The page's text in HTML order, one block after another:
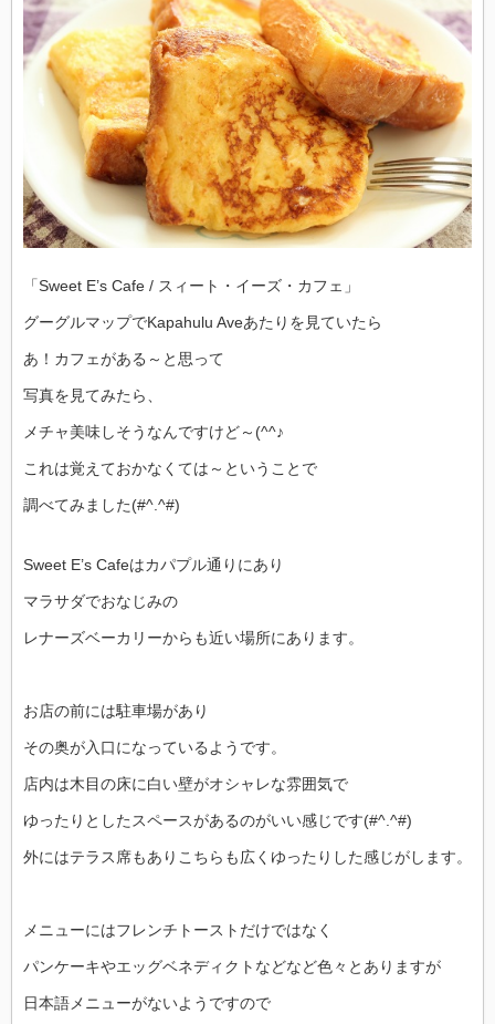
「Sweet E’s Cafe / スィート・イーズ・カフェ」
グーグルマップでKapahulu Aveあたりを見ていたら
あ！カフェがある～と思って
写真を見てみたら、
メチャ美味しそうなんですけど～(^^♪
これは覚えておかなくては～ということで
調べてみました(#^.^#)
Sweet E’s Cafeはカパプル通りにあり
マラサダでおなじみの
レナーズベーカリーからも近い場所にあります。
お店の前には駐車場があり
その奥が入口になっているようです。
店内は木目の床に白い壁がオシャレな雰囲気で
ゆったりとしたスペースがあるのがいい感じです(#^.^#)
外にはテラス席もありこちらも広くゆったりした感じがします。
メニューにはフレンチトーストだけではなく
パンケーキやエッグベネディクトなどなど色々とありますが
日本語メニューがないようですので